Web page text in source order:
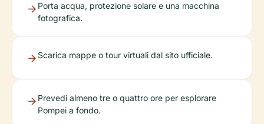
Porta acqua, protezione solare e una macchina
fotografica.
Scarica mappe o tour virtuali dal sito ufficiale.
Prevedi almeno tre o quattro ore per esplorare
Pompei a fondo.